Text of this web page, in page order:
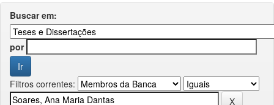
Buscar em:
por
Filtros correntes: